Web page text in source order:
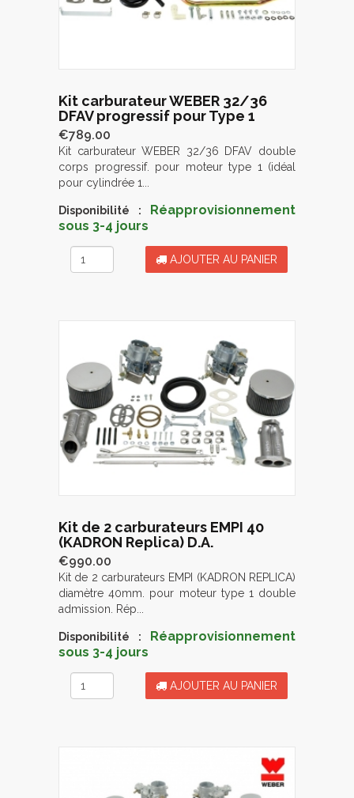
Kit carburateur WEBER 32/36
DFAV progressif pour Type 1
€789.00
Kit carburateur WEBER 32/36 DFAV double
corps progressif. pour moteur type 1 (idéal
pour cylindrée 1...
Disponibilité :
Réapprovisionnement
sous 3-4 jours
AJOUTER AU PANIER
Kit de 2 carburateurs EMPI 40
(KADRON Replica) D.A.
€990.00
Kit de 2 carburateurs EMPI (KADRON REPLICA)
diamètre 40mm. pour moteur type 1 double
admission. Rép...
Disponibilité :
Réapprovisionnement
sous 3-4 jours
AJOUTER AU PANIER